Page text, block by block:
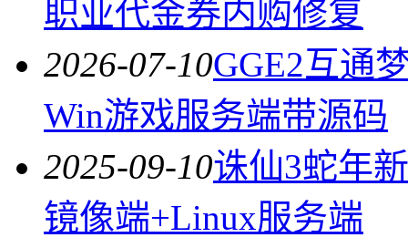
职业代金券内购修复
2026-07-10GGE2互通
Win游戏服务端带源码
2025-09-10诛仙3蛇年
镜像端+Linux服务端